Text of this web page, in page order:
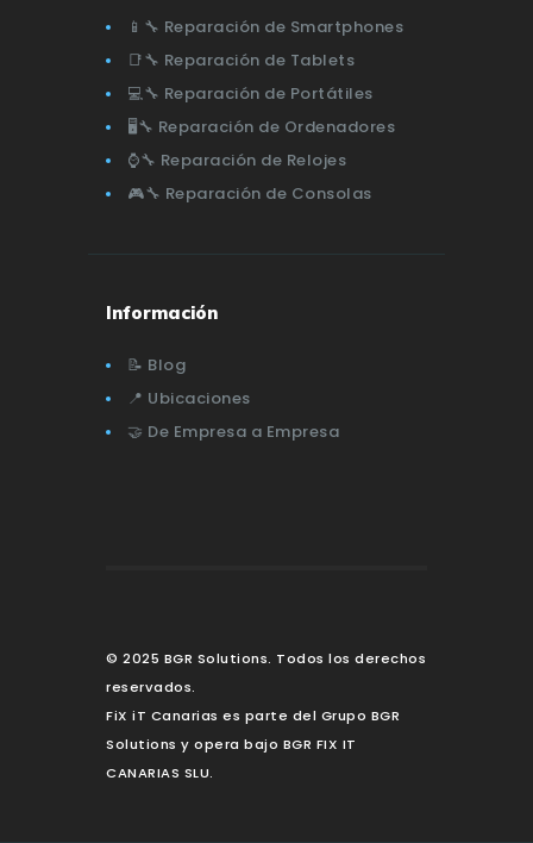
📱🔧 Reparación de Smartphones
📑🔧 Reparación de Tablets
💻🔧 Reparación de Portátiles
🖥️🔧 Reparación de Ordenadores
⌚🔧 Reparación de Relojes
🎮🔧 Reparación de Consolas
Información
📝 Blog
📍 Ubicaciones
🤝 De Empresa a Empresa
© 2025 BGR Solutions. Todos los derechos
reservados.
FiX iT Canarias es parte del Grupo BGR
Solutions y opera bajo BGR FIX IT
CANARIAS SLU.